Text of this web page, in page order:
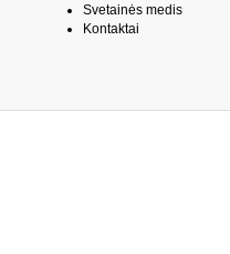
Svetainės medis
Kontaktai